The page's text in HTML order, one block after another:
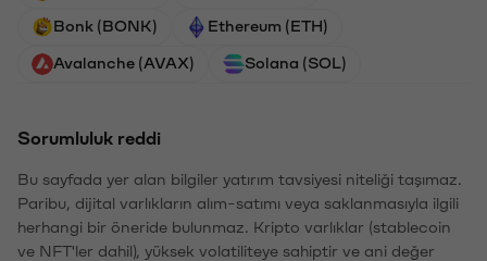
Bonk (BONK) Ethereum (ETH)
Avalanche (AVAX) Solana (SOL)
Sorumluluk reddi
Bu sayfada yer alan bilgiler yatırım tavsiyesi niteliği taşımaz.
Paribu, dijital varlıkların alım-satımı veya saklanmasıyla ilgili
herhangi bir öneride bulunmaz. Kripto varlıklar (stablecoin
ve NFT'ler dahil), yüksek volatiliteye sahiptir ve ani değer